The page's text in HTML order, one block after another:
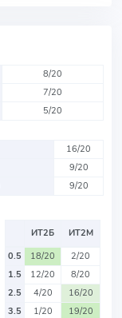
8/20
7/20
5/20
16/20
9/20
9/20
ИТ2Б
ИТ2М
0.5
18/20
2/20
1.5
12/20
8/20
2.5
4/20
16/20
3.5
1/20
19/20